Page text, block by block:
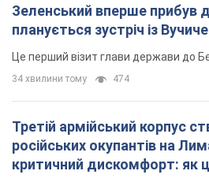
Зеленський вперше прибув
планується зустріч із
Це перший візит глави держави до
34 хвилини тому 474
Третій армійський корпус
російських окупантів на
критичний дискомфорт: як